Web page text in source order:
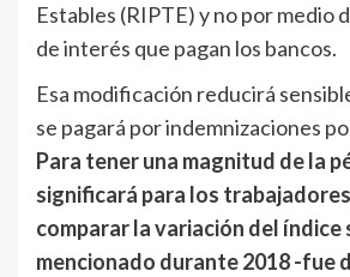
Estables (RIPTE) y no por medio
de interés que pagan los bancos.
Esa modificación reducirá
se pagará por indemnizaciones
Para tener una magnitud de la
significará para los
comparar la variación del índice
mencionado durante 2018 -fue